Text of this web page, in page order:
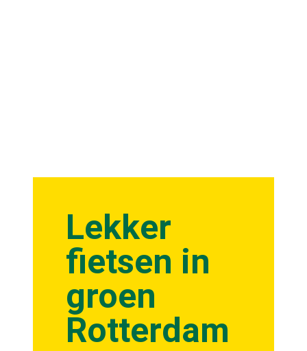
Lekker
fietsen in
groen
Rotterdam